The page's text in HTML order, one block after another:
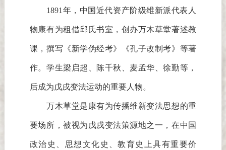
1891年，中国近代资产阶级维新派代表人
物康有为租借邱氏书室，创办万木草堂著述教
课，撰写《新学伪经考》《孔子改制考》等著
作。学生梁启超、陈千秋、麦孟华、徐勤等，
后成为戊戌变法运动的重要人物。
万木草堂是康有为传播维新变法思想的重
要场所，被视为戊戌变法策源地之一，在中国
政治史、思想文化史、教育史上具有重要价